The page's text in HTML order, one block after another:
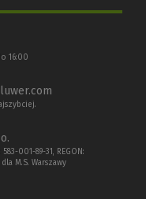
16:00
001-89-31, REGON:
M.S. Warszawy